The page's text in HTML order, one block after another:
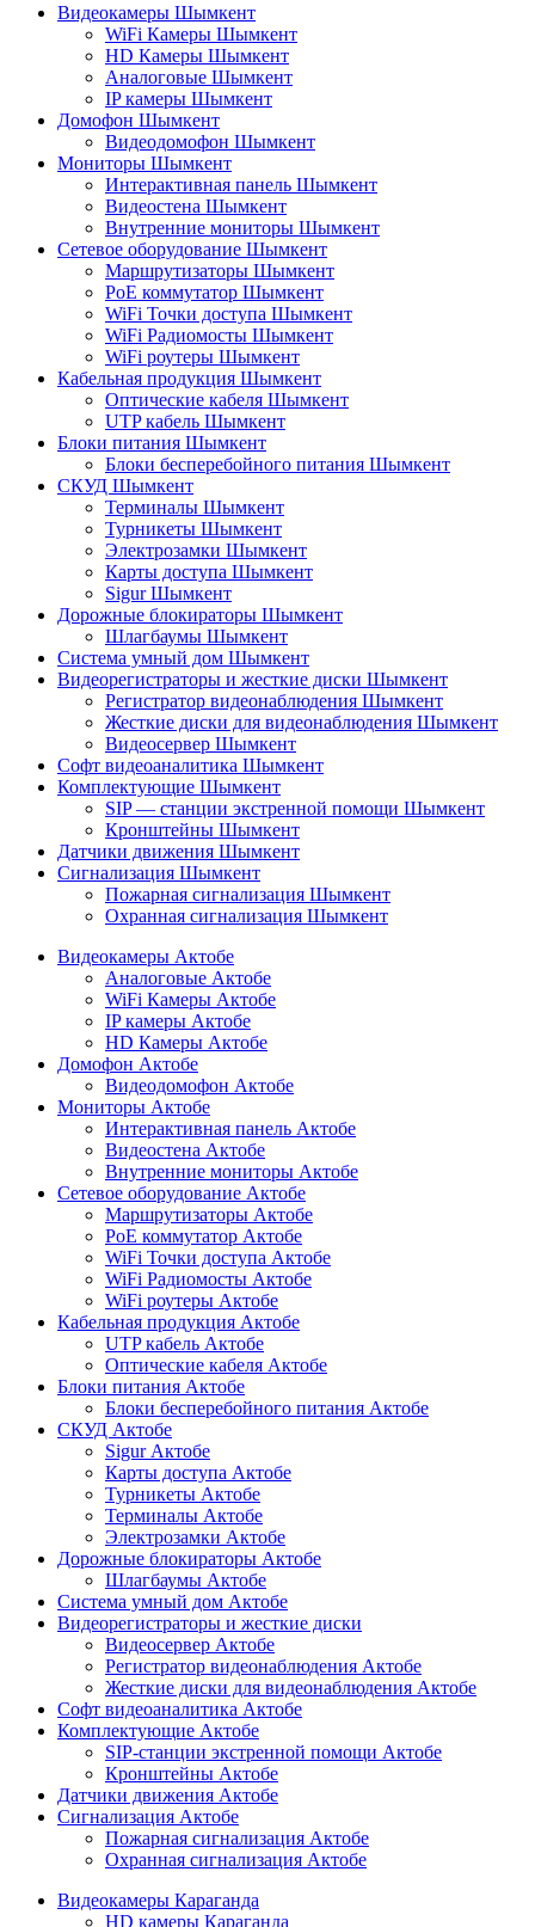
Видеокамеры Шымкент
WiFi Камеры Шымкент
HD Камеры Шымкент
Аналоговые Шымкент
IP камеры Шымкент
Домофон Шымкент
Видеодомофон Шымкент
Мониторы Шымкент
Интерактивная панель Шымкент
Видеостена Шымкент
Внутренние мониторы Шымкент
Сетевое оборудование Шымкент
Маршрутизаторы Шымкент
PoE коммутатор Шымкент
WiFi Точки доступа Шымкент
WiFi Радиомосты Шымкент
WiFi роутеры Шымкент
Кабельная продукция Шымкент
Оптические кабеля Шымкент
UTP кабель Шымкент
Блоки питания Шымкент
Блоки бесперебойного питания Шымкент
СКУД Шымкент
Терминалы Шымкент
Турникеты Шымкент
Электрозамки Шымкент
Карты доступа Шымкент
Sigur Шымкент
Дорожные блокираторы Шымкент
Шлагбаумы Шымкент
Система умный дом Шымкент
Видеорегистраторы и жесткие диски Шымкент
Регистратор видеонаблюдения Шымкент
Жесткие диски для видеонаблюдения Шымкент
Видеосервер Шымкент
Софт видеоаналитика Шымкент
Комплектующие Шымкент
SIP — станции экстренной помощи Шымкент
Кронштейны Шымкент
Датчики движения Шымкент
Сигнализация Шымкент
Пожарная сигнализация Шымкент
Охранная сигнализация Шымкент
Видеокамеры Актобе
Аналоговые Актобе
WiFi Камеры Актобе
IP камеры Актобе
HD Камеры Актобе
Домофон Актобе
Видеодомофон Актобе
Мониторы Актобе
Интерактивная панель Актобе
Видеостена Актобе
Внутренние мониторы Актобе
Сетевое оборудование Актобе
Маршрутизаторы Актобе
PoE коммутатор Актобе
WiFi Точки доступа Актобе
WiFi Радиомосты Актобе
WiFi роутеры Актобе
Кабельная продукция Актобе
UTP кабель Актобе
Оптические кабеля Актобе
Блоки питания Актобе
Блоки бесперебойного питания Актобе
СКУД Актобе
Sigur Актобе
Карты доступа Актобе
Турникеты Актобе
Терминалы Актобе
Электрозамки Актобе
Дорожные блокираторы Актобе
Шлагбаумы Актобе
Система умный дом Актобе
Видеорегистраторы и жесткие диски
Видеосервер Актобе
Регистратор видеонаблюдения Актобе
Жесткие диски для видеонаблюдения Актобе
Софт видеоаналитика Актобе
Комплектующие Актобе
SIP-станции экстренной помощи Актобе
Кронштейны Актобе
Датчики движения Актобе
Сигнализация Актобе
Пожарная сигнализация Актобе
Охранная сигнализация Актобе
Видеокамеры Караганда
HD камеры Караганда